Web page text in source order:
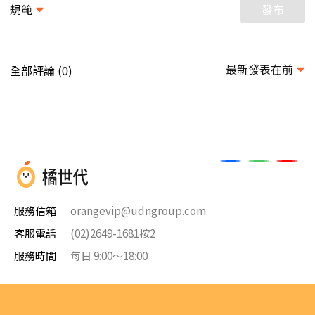
規範 發布
全部評論 (0) 最新發表在前
服務信箱
orangevip@udngroup.com
客服電話
(02)2649-1681按2
服務時間
每日 9:00～18:00